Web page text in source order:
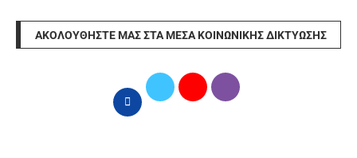
ΑΚΟΛΟΥΘΉΣΤΕ ΜΑΣ ΣΤΑ ΜΈΣΑ ΚΟΙΝΩΝΙΚΉΣ ΔΙΚΤΎΩΣΗΣ